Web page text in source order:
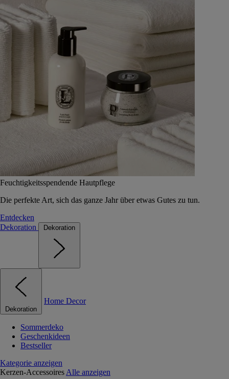
Feuchtigkeitsspendende Hautpflege
Die perfekte Art, sich das ganze Jahr über etwas Gutes zu tun.
Entdecken
Dekoration
Dekoration
Dekoration
Home Decor
Sommerdeko
Geschenkideen
Bestseller
Kategorie anzeigen
Kerzen-Accessoires Alle anzeigen